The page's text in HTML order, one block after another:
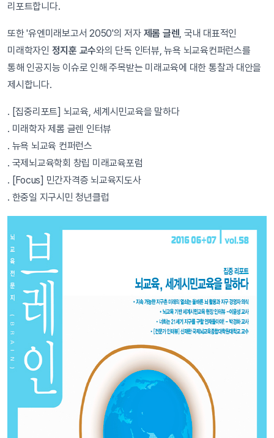
리포트합니다.
또한 '유엔미래보고서 2050'의 저자 제롬 글렌, 국내 대표적인
미래학자인 정지훈 교수와의 단독 인터뷰, 뉴욕 뇌교육컨퍼런스를
통해 인공지능 이슈로 인해 주목받는 미래교육에 대한 통찰과 대안을
제시합니다.
. [집중리포트] 뇌교육, 세계시민교육을 말하다
. 미래학자 제롬 글렌 인터뷰
. 뉴욕 뇌교육 컨퍼런스
. 국제뇌교육학회 창립 미래교육포럼
. [Focus] 민간자격증 뇌교육지도사
. 한중일 지구시민 청년클럽